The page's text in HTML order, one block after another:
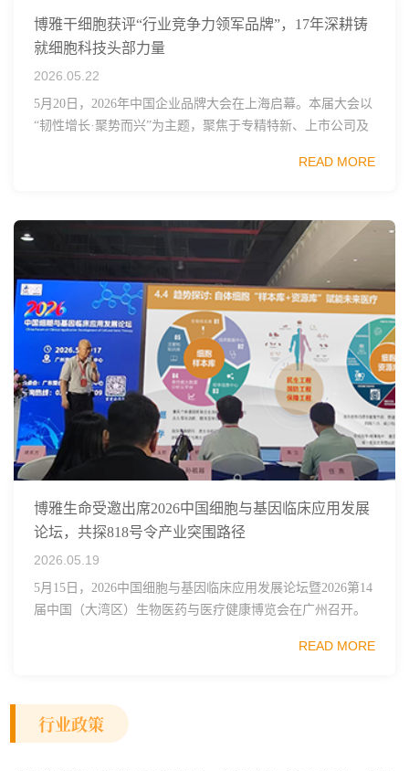
博雅干细胞获评“行业竞争力领军品牌”，17年深耕铸
就细胞科技头部力量
2026.05.22
5月20日，2026年中国企业品牌大会在上海启幕。本届大会以
“韧性增长·聚势而兴”为主题，聚焦于专精特新、上市公司及
READ MORE
博雅生命受邀出席2026中国细胞与基因临床应用发展
论坛，共探818号令产业突围路径
2026.05.19
5月15日，2026中国细胞与基因临床应用发展论坛暨2026第14
届中国（大湾区）生物医药与医疗健康博览会在广州召开。
READ MORE
行业政策